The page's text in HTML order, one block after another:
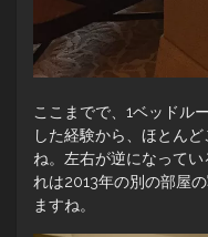
ここまでで、1ベッドル
した経験から、ほとん
ね。左右が逆になって
れは2013年の別の部屋
ますね。